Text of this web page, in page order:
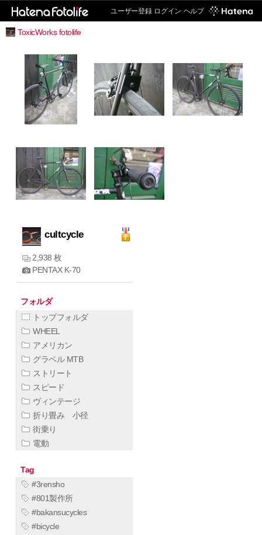
ユーザー登録 ログイン ヘルプ
ToxicWorks fotolife
cultcycle
2,938 枚
PENTAX K-70
フォルダ
トップフォルダ
WHEEL
アメリカン
グラベル MTB
ストリート
スピード
ヴィンテージ
折り畳み 小径
街乗り
電動
Tag
#3rensho
#801製作所
#bakansucycles
#bicycle